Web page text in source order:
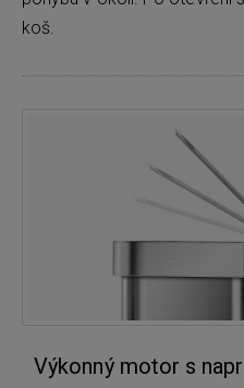
koš.
Výkonný motor s